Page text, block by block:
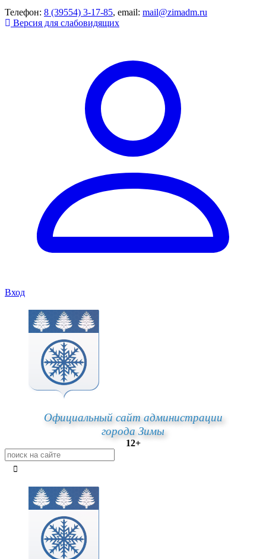
Телефон: 8 (39554) 3-17-85, email: mail@zimadm.ru
Версия для слабовидящих
Вход
Официальный сайт администрации
города Зимы
12+